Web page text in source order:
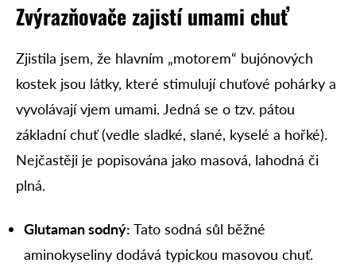
Zvýrazňovače zajistí umami chuť
Zjistila jsem, že hlavním „motorem“ bujónových
kostek jsou látky, které stimulují chuťové pohárky a
vyvolávají vjem umami. Jedná se o tzv. pátou
základní chuť (vedle sladké, slané, kyselé a hořké).
Nejčastěji je popisována jako masová, lahodná či
plná.
Glutaman sodný: Tato sodná sůl běžné
aminokyseliny dodává typickou masovou chuť.